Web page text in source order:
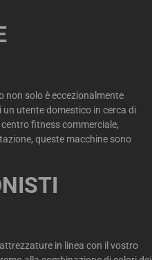
non solo è eccezionalmente
utente domestico in cerca di
fitness commerciale,
queste macchine sono
in linea con il vostro